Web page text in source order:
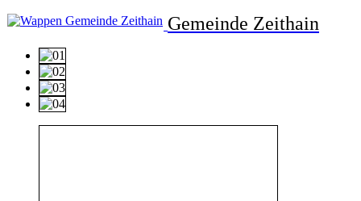
Gemeinde Zeithain